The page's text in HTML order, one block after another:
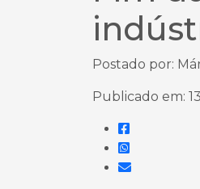
Postado por:
Publicado em: